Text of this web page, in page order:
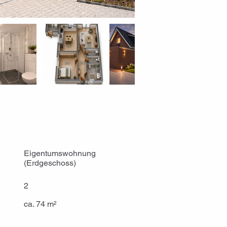
Eigentumswohnung
(Erdgeschoss)
2
ca. 74 m²